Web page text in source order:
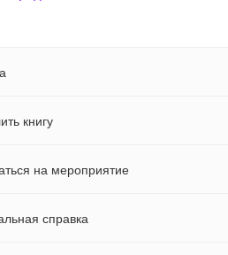
книгу
на мероприятие
справка